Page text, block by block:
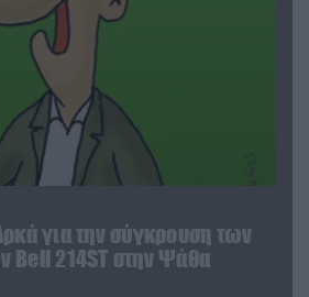
για την σύγκρουση των
Bell 214ST στην Ψάθα